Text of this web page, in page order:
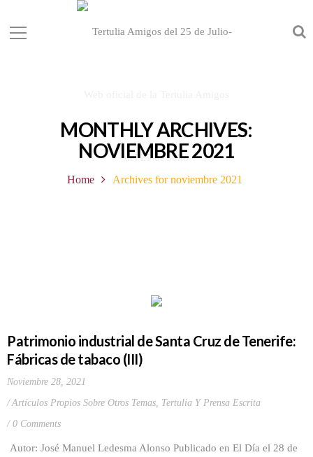
MONTHLY ARCHIVES:
NOVIEMBRE 2021
Home Archives for noviembre 2021
Patrimonio industrial de Santa Cruz de Tenerife:
Fábricas de tabaco (III)
Noviembre 28, 2021
Artículos Propios Sobre Otros Temas, Tertulia Y Prensa Escrita
0 Comments
Autor: José Manuel Ledesma Alonso Publicado en El Día el 28 de